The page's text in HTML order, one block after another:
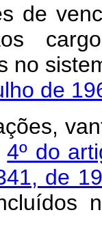
no
de
4º do
de